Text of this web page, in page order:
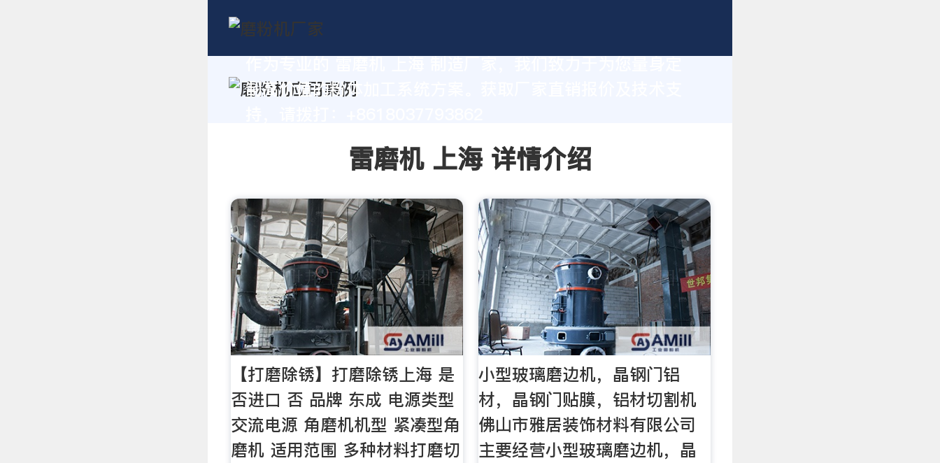
制高价值的粉体加工系统方案。获取厂家直销报价及技术支
雷磨机 上海 详情介绍
【打磨除锈】打磨除锈上海 是
否进口 否 品牌 东成 电源类型
交流电源 角磨机机型 紧凑型角
磨机 适用范围 多种材料打磨切
小型玻璃磨边机，晶钢门铝
材，晶钢门贴膜，铝材切割机
佛山市雅居装饰材料有限公司
主要经营小型玻璃磨边机，晶